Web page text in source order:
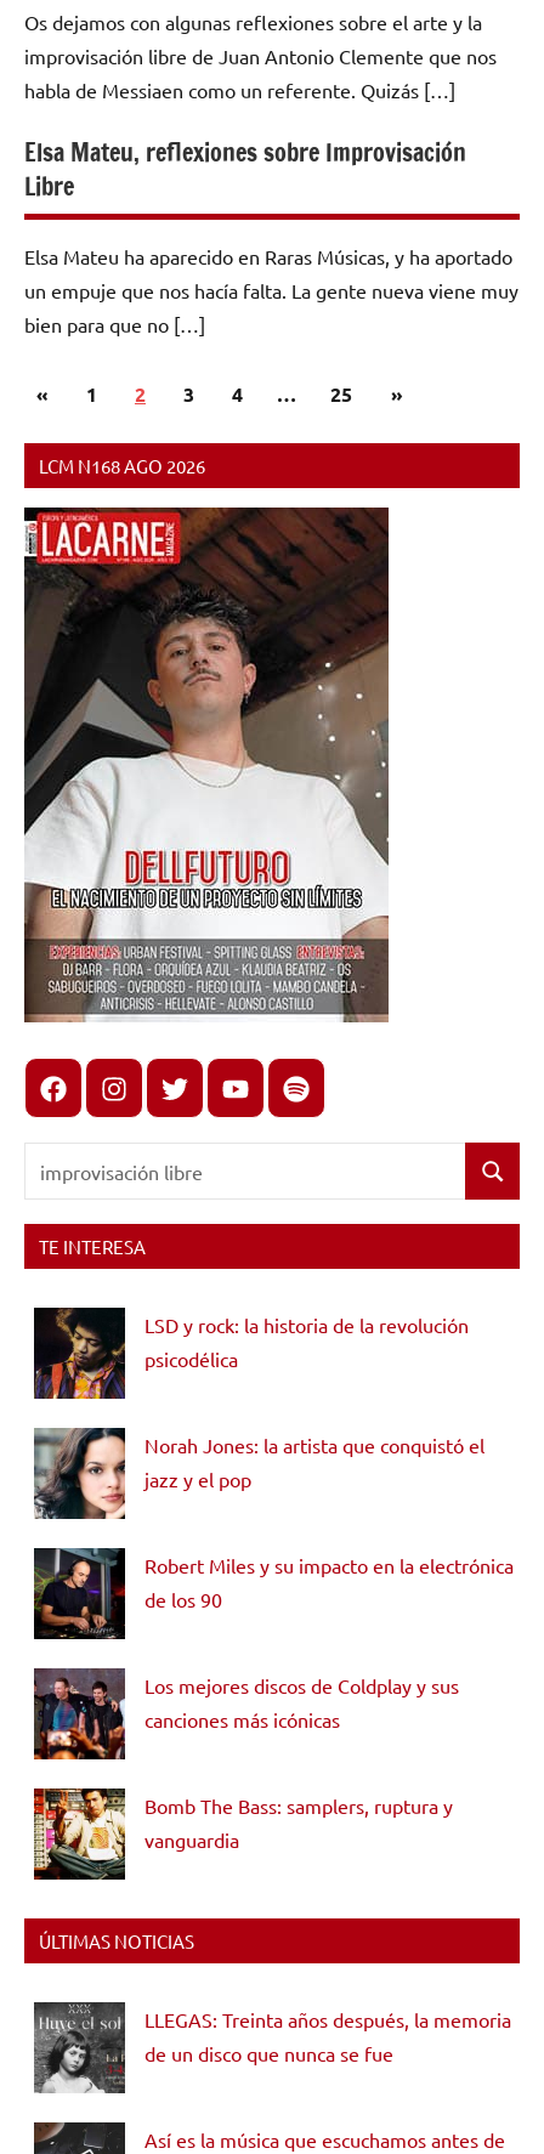
Os dejamos con algunas reflexiones sobre el arte y la
improvisación libre de Juan Antonio Clemente que nos
habla de Messiaen como un referente. Quizás […]
Elsa Mateu, reflexiones sobre Improvisación
Libre
Elsa Mateu ha aparecido en Raras Músicas, y ha aportado
un empuje que nos hacía falta. La gente nueva viene muy
bien para que no […]
Paginación
entradas
«Entradas
1 2 3 4 … 25
Siguientes
»
LCM N168 AGO 2026
FacebookInstagram
X youtubespotify
Buscar
TE INTERESA
LSD y rock: la historia de la revolución
psicodélica
Norah Jones: la artista que conquistó el
jazz y el pop
Robert Miles y su impacto en la electrónica
de los 90
Los mejores discos de Coldplay y sus
canciones más icónicas
Bomb The Bass: samplers, ruptura y
vanguardia
ÚLTIMAS NOTICIAS
LLEGAS: Treinta años después, la memoria
de un disco que nunca se fue
Así es la música que escuchamos antes de